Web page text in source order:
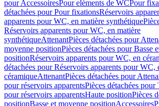
pour AccessoiresPour eléments de WCPour
détachées pour Pour fixationsRéservoirs
apparents pour WC, en matière synthétique
Réservoirs apparents pour WC, en matière
synthétiqueAttenantPièces détachées pour
moyenne positionPièces détachées pour Basse
positionRéservoirs apparents pour WC, en
détachées pour Réservoirs apparents pour WC,
céramiqueAttenantPièces détachées pour
pour réservoirs apparentsPièces détachées pour
pour réservoirs apparentsHaute positionPièces
positionBasse et moyenne positionAccessoires